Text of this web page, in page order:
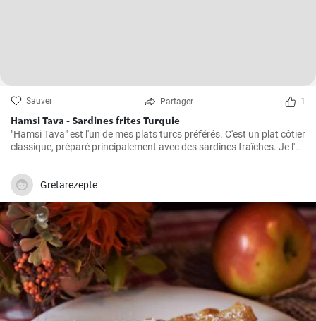
Sauver Partager 1
Hamsi Tava - Sardines frites Turquie
"Hamsi Tava" est l'un de mes plats turcs préférés. C'est un plat côtier
classique, préparé principalement avec des sardines fraîches. Je l'ai
découvert pour la première fois lors de mon voyage sur la côte de la
mer Noire en Turquie et j'ai été impressionné par sa simplicité et son
goût délicieux. Les sardines sont tournées dans de la semoule de
maïs et frites jusqu'à ce qu'elles soient croustillantes.
Gretarezepte